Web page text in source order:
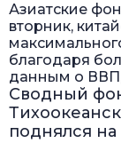
Азиатские
вторник,
благодаря
данным о ВВП,
Сводный
поднялся на